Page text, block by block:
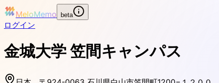
MeloMemo beta
ログイン
金城大学 笠間キャンパス